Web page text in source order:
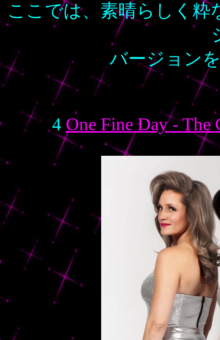
ここでは、素晴らしく
バージョン
4 One Fine Day - The